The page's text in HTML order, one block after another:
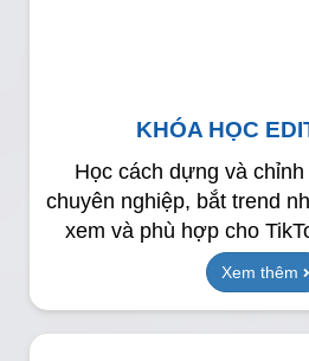
KHÓA HỌC
Học cách dựng và
chuyên nghiệp, bắt trend
xem và phù hợp cho
Xem thêm